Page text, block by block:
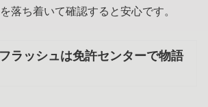
落ち着いて確認すると安心です。
ラッシュは免許センターで物語